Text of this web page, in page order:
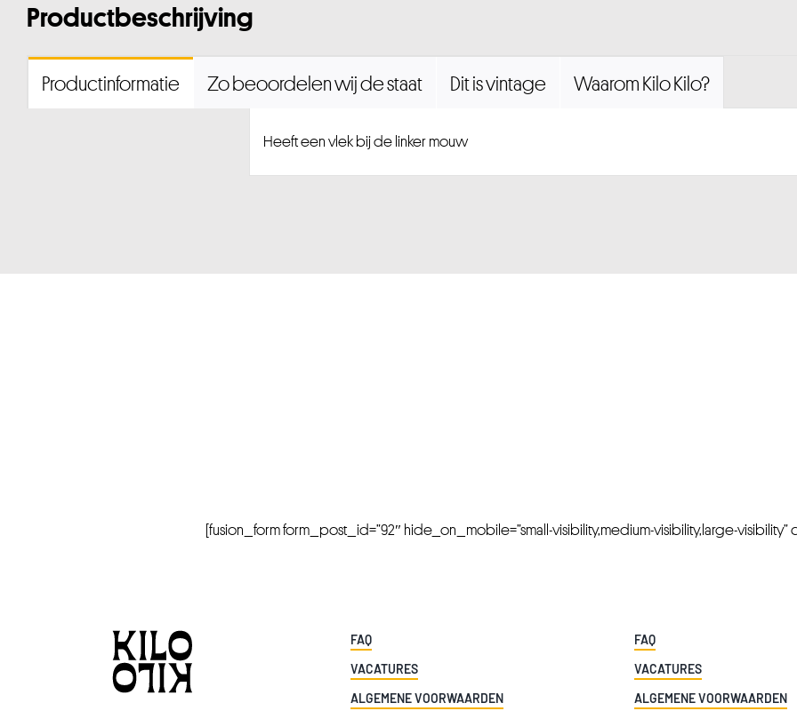
Productbeschrijving
Productinformatie Zo beoordelen wij de staat Dit is vintage Waarom Kilo Kilo?
Heeft een vlek bij de linker mouw
[fusion_form form_post_id=”92″ hide_on_mobile=”small-visibility,medium-visibility,large-visibility”
FAQ
VACATURES
ALGEMENE VOORWAARDEN
FAQ
VACATURES
ALGEMENE VOORWAARDEN